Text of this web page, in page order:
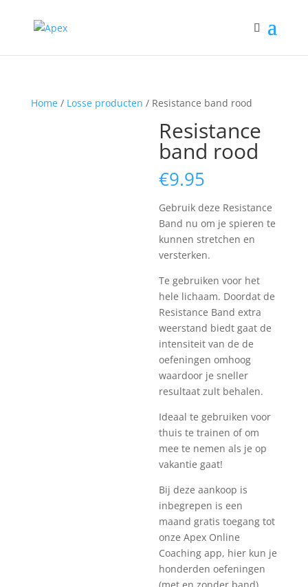
Home/ Losse producten / Resistance band rood
Resistance
band rood
€9.95
Gebruik deze Resistance
Band nu om je spieren te
kunnen stretchen en
versterken.
Te gebruiken voor het
hele lichaam. Doordat de
Resistance Band extra
weerstand biedt gaat de
intensiteit van de de
oefeningen omhoog
waardoor je sneller
resultaat zult behalen.
Ideaal te gebruiken voor
thuis te trainen of om
mee te nemen als je op
vakantie gaat!
Bij deze aankoop is
inbegrepen is een
maand gratis toegang tot
onze Apex Online
Coaching app, hier kun je
honderden oefeningen